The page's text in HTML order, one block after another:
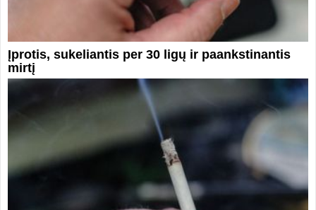
Įprotis, sukeliantis per 30 ligų ir paankstinantis
mirtį